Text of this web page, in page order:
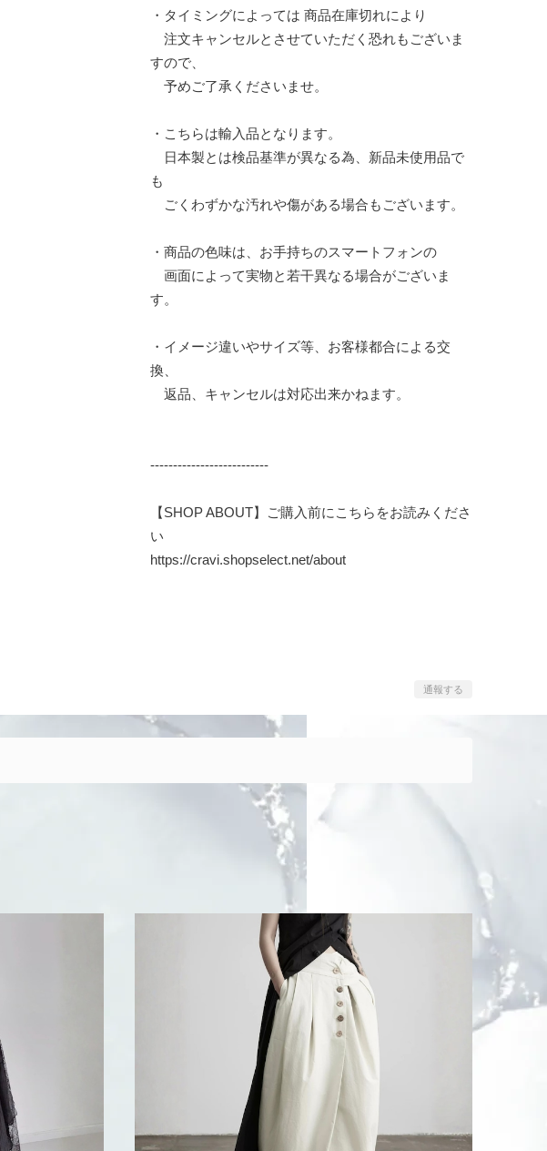
・タイミングによっては 商品在庫切れにより
注文キャンセルとさせていただく恐れもございま
すので、
予めご了承くださいませ。
・こちらは輸入品となります。
日本製とは検品基準が異なる為、新品未使用品で
も
ごくわずかな汚れや傷がある場合もございます。
・商品の色味は、お手持ちのスマートフォンの
画面によって実物と若干異なる場合がございま
す。
・イメージ違いやサイズ等、お客様都合による交
換、
返品、キャンセルは対応出来かねます。
--------------------------
【SHOP ABOUT】ご購入前にこちらをお読みくださ
い
https://cravi.shopselect.net/about
通報する